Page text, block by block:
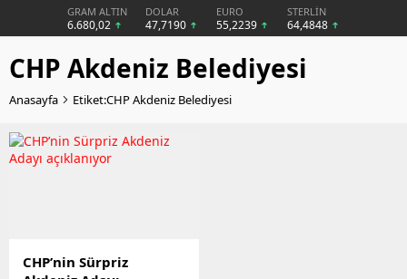
GRAM ALTIN
6.680,02
DOLAR
47,7190
EURO
55,2239
STERLİN
64,4848
CHP Akdeniz Belediyesi
Anasayfa Etiket:CHP Akdeniz Belediyesi
CHP’nin Sürpriz